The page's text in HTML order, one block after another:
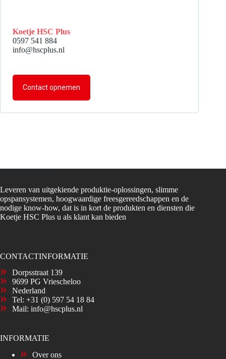
Koetje HSC Plus
0597 541 884
info@hscplus.nl
Contact opnemen
Leveren van uitgekiende produktie-oplossingen, slimme
opspansystemen, hoogwaardige freesgereedschappen en de
nodige know-how, dat is in kort de produkten en diensten die
Koetje HSC Plus u als klant kan bieden
CONTACTINFORMATIE
Dorpsstraat 139
9699 PG Vriescheloo
Nederland
Tel: +31 (0) 597 54 18 84
Mail: info@hscplus.nl
INFORMATIE
Over ons